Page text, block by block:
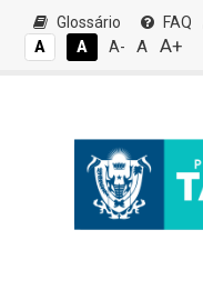
Glossário FAQ
A
A A- A A+